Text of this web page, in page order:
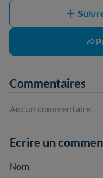
Commentaires
Aucun commentaire
Ecrire un
Nom